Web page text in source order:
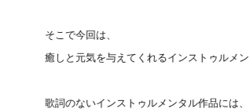
そこで今回は、
癒しと元気を与えてくれるインストゥルメ
歌詞のないインストゥルメンタル作品には、